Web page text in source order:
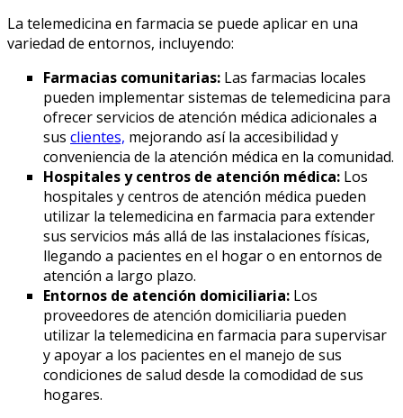
La telemedicina en farmacia se puede aplicar en una
variedad de entornos, incluyendo:
Farmacias comunitarias: Las farmacias locales
pueden implementar sistemas de telemedicina para
ofrecer servicios de atención médica adicionales a
sus clientes, mejorando así la accesibilidad y
conveniencia de la atención médica en la comunidad.
Hospitales y centros de atención médica: Los
hospitales y centros de atención médica pueden
utilizar la telemedicina en farmacia para extender
sus servicios más allá de las instalaciones físicas,
llegando a pacientes en el hogar o en entornos de
atención a largo plazo.
Entornos de atención domiciliaria: Los
proveedores de atención domiciliaria pueden
utilizar la telemedicina en farmacia para supervisar
y apoyar a los pacientes en el manejo de sus
condiciones de salud desde la comodidad de sus
hogares.